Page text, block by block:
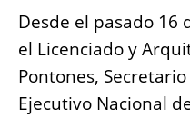
Desde el pasado 16
el Licenciado y
Pontones,
Ejecutivo Nacional